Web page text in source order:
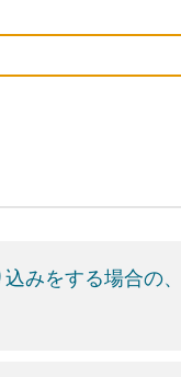
みをする場合の